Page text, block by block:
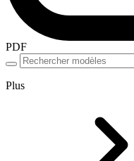
PDF
Plus